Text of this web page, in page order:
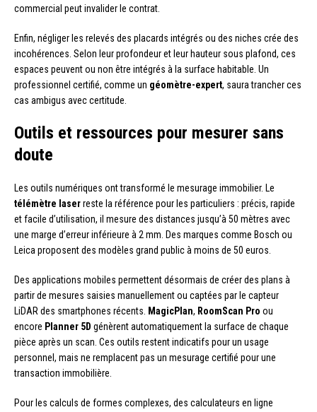
commercial peut invalider le contrat.
Enfin, négliger les relevés des placards intégrés ou des niches crée des
incohérences. Selon leur profondeur et leur hauteur sous plafond, ces
espaces peuvent ou non être intégrés à la surface habitable. Un
professionnel certifié, comme un géomètre-expert, saura trancher ces
cas ambigus avec certitude.
Outils et ressources pour mesurer sans
doute
Les outils numériques ont transformé le mesurage immobilier. Le
télémètre laserreste la référence pour les particuliers : précis, rapide
et facile d’utilisation, il mesure des distances jusqu’à 50 mètres avec
une marge d’erreur inférieure à 2 mm. Des marques comme Bosch ou
Leica proposent des modèles grand public à moins de 50 euros.
Des applications mobiles permettent désormais de créer des plans à
partir de mesures saisies manuellement ou captées par le capteur
LiDAR des smartphones récents.
MagicPlan, RoomScan Pro ou
encore Planner 5D génèrent automatiquement la surface de chaque
pièce après un scan. Ces outils restent indicatifs pour un usage
personnel, mais ne remplacent pas un mesurage certifié pour une
transaction immobilière.
Pour les calculs de formes complexes, des calculateurs en ligne